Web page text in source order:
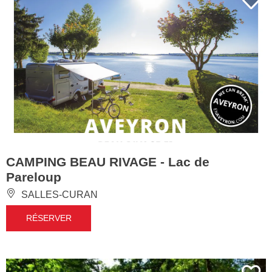
CAMPING BEAU RIVAGE - Lac de
Pareloup
SALLES-CURAN
RÉSERVER